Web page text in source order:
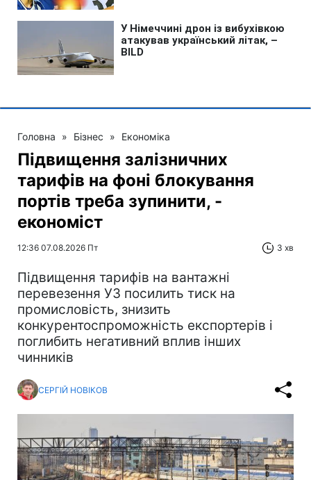
Головна » Бізнес » Економіка
Підвищення залізничних
тарифів на фоні блокування
портів треба зупинити, -
економіст
12:36 07.08.2026 Пт 3 хв
Підвищення тарифів на вантажні
перевезення УЗ посилить тиск на
промисловість, знизить
конкурентоспроможність експортерів і
поглибить негативний вплив інших
чинників
СЕРГІЙ НОВІКОВ